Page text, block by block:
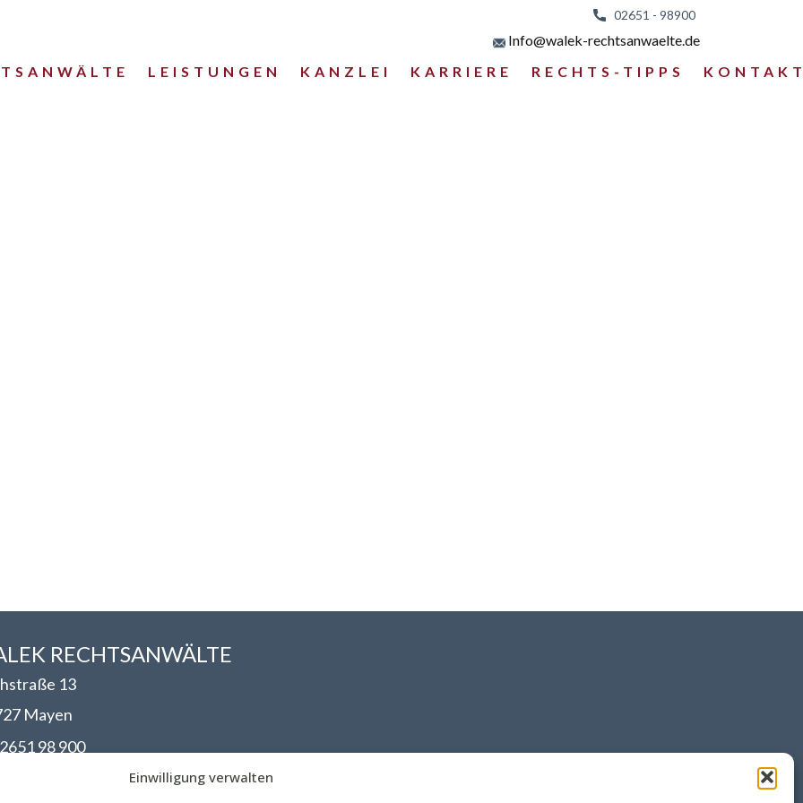
Einwilligung verwalten
02651 - 98900
LEISTUNGEN KANZLEI KARRIERE RECHTS-TIPPS
Info@walek-rechtsanwaelte.de
RECHTSANWÄLT​​E
13
Mayen
98 900
rechtsanwaelte.de